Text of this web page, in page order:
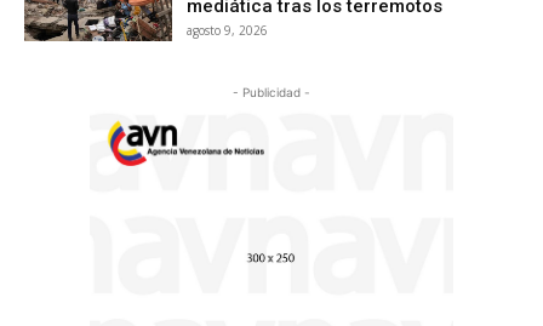
mediática tras los terremotos
agosto 9, 2026
- Publicidad -